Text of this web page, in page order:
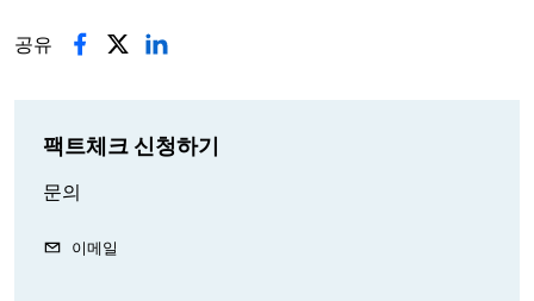
공유
팩트체크 신청하기
문의
이메일